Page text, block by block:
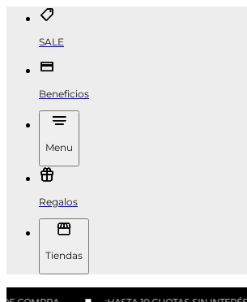
SALE
Beneficios
Menu
Regalos
Tiendas